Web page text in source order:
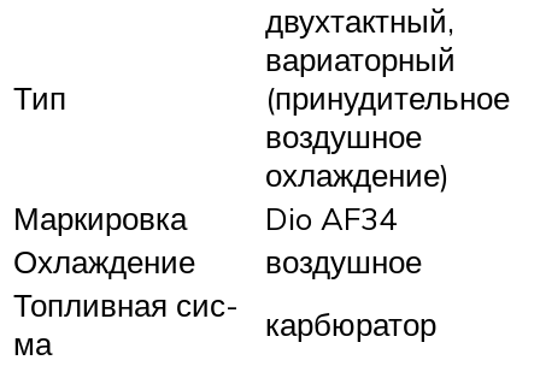
Тип
двухтактный,
вариаторный
(принудительное
воздушное
охлаждение)
Маркировка
Dio AF34
Охлаждение
воздушное
Топливная сис-
ма
карбюратор